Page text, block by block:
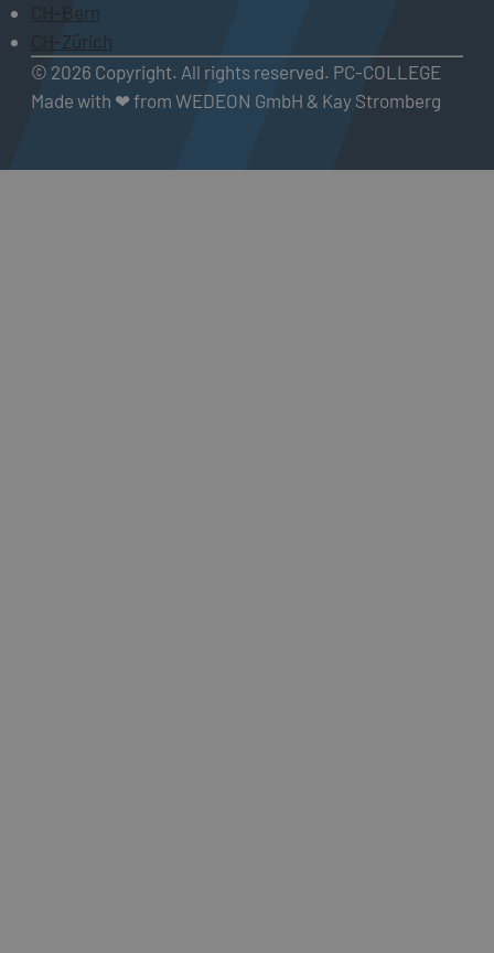
CH-Bern
CH-Zürich
© 2026 Copyright. All rights reserved. PC-COLLEGE
Made with ❤ from WEDEON GmbH & Kay Stromberg